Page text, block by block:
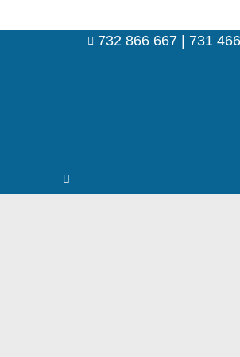
732 866 667 | 731